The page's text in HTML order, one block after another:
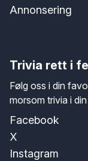
Annonsering
Trivia rett i
Følg oss i din
morsom trivia i
Facebook
X
Instagram